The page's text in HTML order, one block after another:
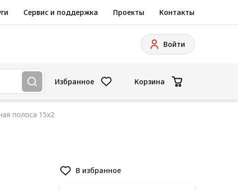
Сервис и поддержка Проекты Контакты
Войти
Избранное Корзина
полоса 15x2
В избранное